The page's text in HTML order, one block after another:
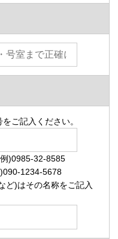
ご記入ください。
)0985-32-8585
1234-5678
ど)はその名称をご記入